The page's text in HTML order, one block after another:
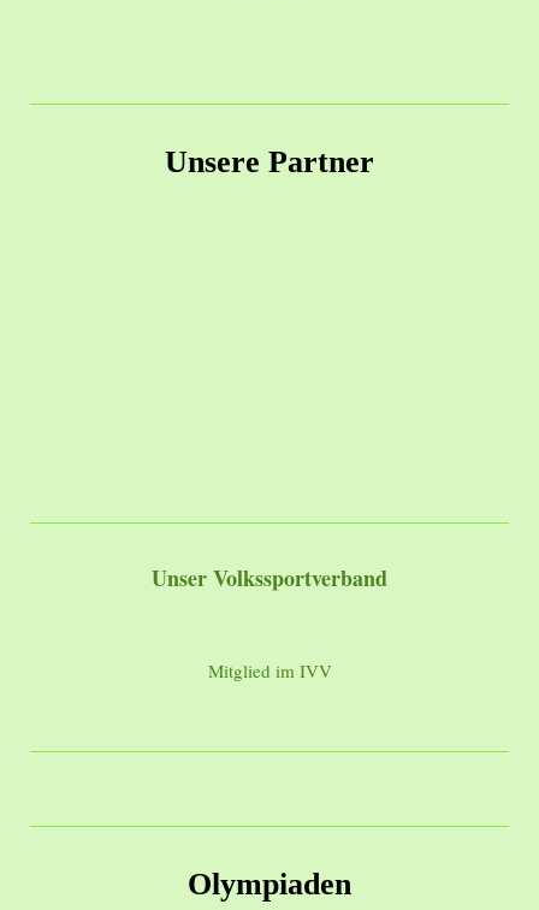
Unsere Partner
Unser Volkssportverband
Mitglied im IVV
Olympiaden